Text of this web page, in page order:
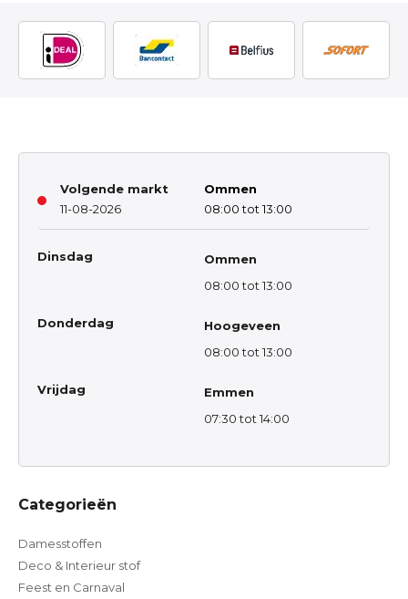
Volgende markt
11-08-2026
Ommen
08:00 tot 13:00
Dinsdag
Ommen
08:00 tot 13:00
Donderdag
Hoogeveen
08:00 tot 13:00
Vrijdag
Emmen
07:30 tot 14:00
Categorieën
Damesstoffen
Deco & Interieur stof
Feest en Carnaval